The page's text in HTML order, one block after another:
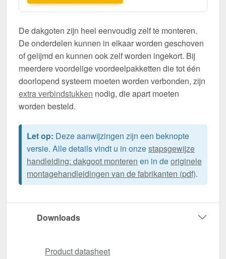
De dakgoten zijn heel eenvoudig zelf te monteren.
De onderdelen kunnen in elkaar worden geschoven
of gelijmd en kunnen ook zelf worden ingekort. Bij
meerdere voordelige voordeelpakketten die tot één
doorlopend systeem moeten worden verbonden, zijn
extra verbindstukken nodig, die apart moeten
worden besteld.
Let op: Deze aanwijzingen zijn een beknopte
versie. Alle details vindt u in onzestapsgewijze
handleiding: dakgoot monteren en in deoriginele
montagehandleidingen van de fabrikanten (pdf).
Downloads
Product datasheet